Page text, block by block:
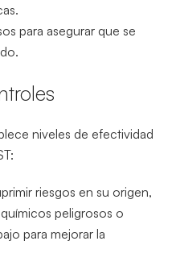
para asegurar que se
niveles de efectividad
riesgos en su origen,
peligrosos o
para mejorar la